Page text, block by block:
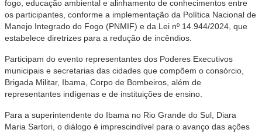
fogo, educação ambiental e alinhamento de conhecimentos entre
os participantes, conforme a implementação da Política Nacional de
Manejo Integrado do Fogo (PNMIF) e da Lei nº 14.944/2024, que
estabelece diretrizes para a redução de incêndios.
Participam do evento representantes dos Poderes Executivos
municipais e secretarias das cidades que compõem o consórcio,
Brigada Militar, Ibama, Corpo de Bombeiros, além de
representantes indígenas e de instituições de ensino.
Para a superintendente do Ibama no Rio Grande do Sul, Diara
Maria Sartori, o diálogo é imprescindível para o avanço das ações